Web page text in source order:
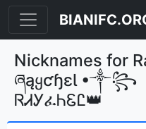
Nicknames
ཞąყƈɧɛƖ •༒꧂
ᏒᏗᎩፈᏂᏋᏝ👑